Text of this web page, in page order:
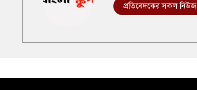
প্রতিবেদকের সকল নিউজ